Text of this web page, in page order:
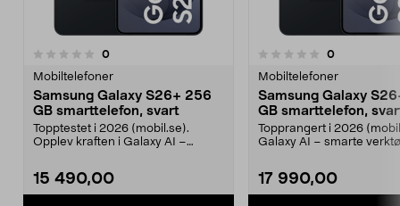
0anmeldelser
Mobiltelefoner
Samsung Galaxy S26+ 256
GB smarttelefon, svart
Topptestet i 2026 (mobil.se).
Opplev kraften i Galaxy AI –
15 490,00
0.0 av 5 stjerner 0anmeldelser
Mobiltelefoner
Samsung Galaxy
GB smarttelefon,
Topprangert i 2026
Galaxy AI – smarte
17 990,00